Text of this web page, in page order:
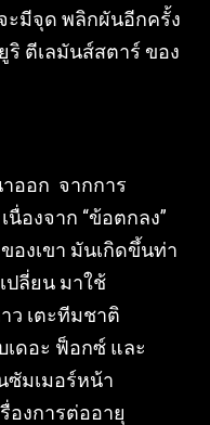
ะมีจุด พลิกผันอีกครั้ง
ริ ตีเลมันส์สตาร์ ของ
าออก จากการ
องจาก “ข้อตกลง”
องเขา มันเกิดขึ้นท่า
ปลี่ยน มาใช้
ว เตะทีมชาติ
ดอะ ฟ็อกซ์ และ
ซัมเมอร์หน้า
องการต่ออายุ